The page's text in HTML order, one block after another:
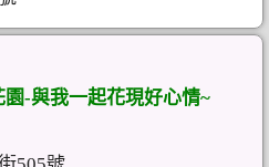
園-與我一起花現好心情~